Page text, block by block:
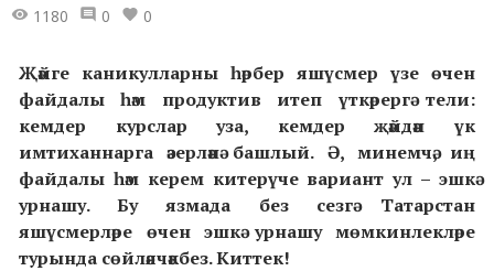
1180 0 0
Җәйге каникулларны һәрбер яшүсмер үзе өчен
файдалы һәм продуктив итеп үткәрергә тели:
кемдер курслар уза, кемдер җәйдән үк
имтиханнарга әзерләнә башлый. Ә, минемчә, иң
файдалы һәм керем китерүче вариант ул – эшкә
урнашу. Бу язмада без сезгә Татарстан
яшүсмерләре өчен эшкә урнашу мөмкинлекләре
турында сөйләячәкбез. Киттек!